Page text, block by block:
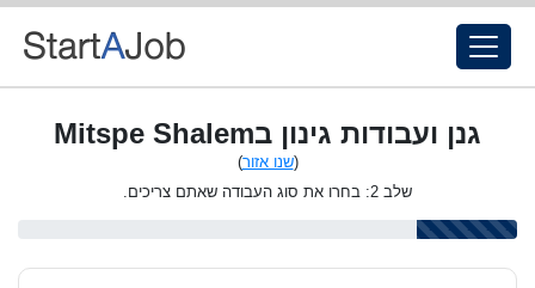
גנן ועבודות גינון בMitspe Shalem
(שנו אזור)
שלב 2: בחרו את סוג העבודה שאתם צריכים.